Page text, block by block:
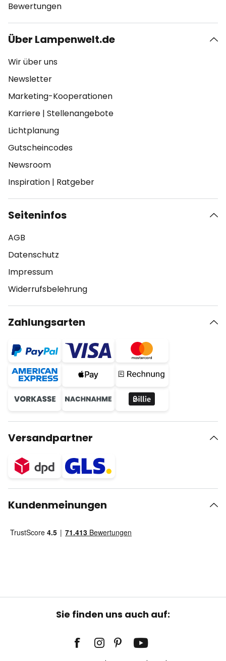
Bewertungen
Über Lampenwelt.de
Wir über uns
Newsletter
Marketing-Kooperationen
Karriere | Stellenangebote
Lichtplanung
Gutscheincodes
Newsroom
Inspiration | Ratgeber
Seiteninfos
AGB
Datenschutz
Impressum
Widerrufsbelehrung
Zahlungsarten
Versandpartner
Kundenmeinungen
Sie finden uns auch auf: